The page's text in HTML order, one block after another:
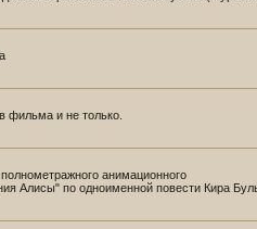
фильма и не только.
анимационного
Алисы" по одноименной повести Кира